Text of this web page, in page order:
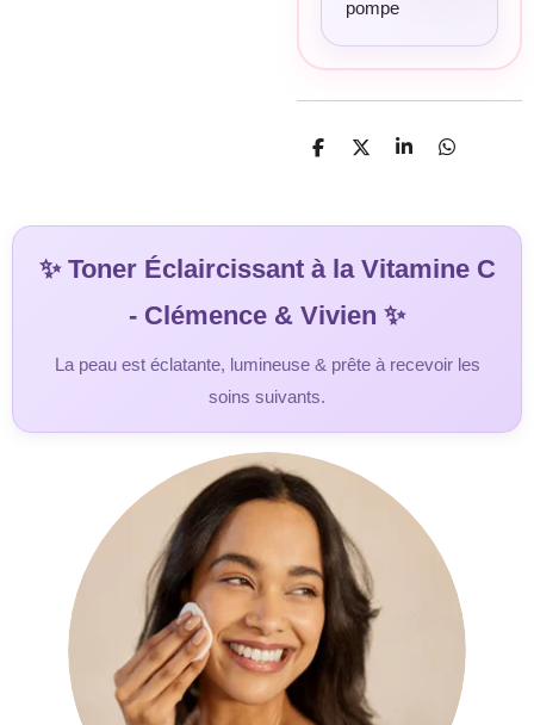
pompe
P
a
e
P
a
e
P
a
e
P
a
e
✨ Toner Éclaircissant à la Vitamine C
- Clémence & Vivien ✨
La peau est éclatante, lumineuse & prête à recevoir les
soins suivants.